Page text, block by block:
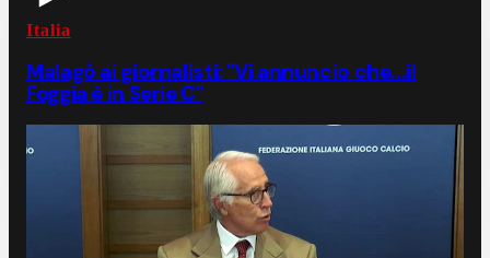
Italia
Malagò ai giornalisti: "Vi annuncio che...il
Foggia è in Serie C"